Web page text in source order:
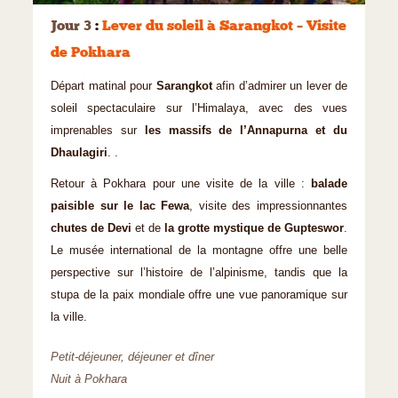
Jour 3 : Lever du soleil à Sarangkot – Visite
de Pokhara
Départ matinal pour Sarangkot afin d’admirer un lever de
soleil spectaculaire sur l’Himalaya, avec des vues
imprenables sur
les massifs de l’Annapurna et du
Dhaulagiri. .
Retour à Pokhara pour une visite de la ville : balade
paisible sur le lac Fewa, visite des impressionnantes
chutes de Devi et de la grotte mystique de Gupteswor.
Le musée international de la montagne offre une belle
perspective sur l’histoire de l’alpinisme, tandis que la
stupa de la paix mondiale offre une vue panoramique sur
la ville.
Petit-déjeuner, déjeuner et dîner
Nuit à Pokhara